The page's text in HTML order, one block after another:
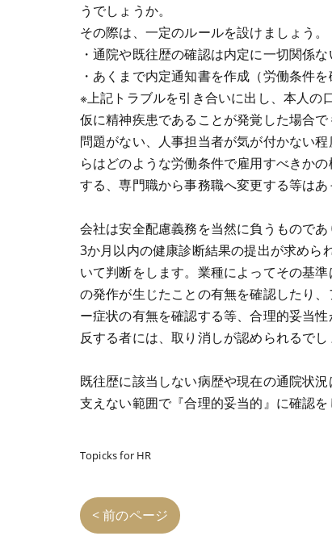
うでしょうか。
その際は、一定のルールを設けましょう。
・通院や既往歴の確認は内定に一切関係
・あくまで内定通知書を作成（労働条件
※上記トラブルを引き合いに出し、本人の
仮に精神疾患であることが発覚した場合
問題がない、人事担当者が気が付かない
らはどのような労働条件で雇用すべきか
する、専門職から事務職へ変更する等は
会社は安全配慮義務を当然に負うもので
3か月以内の健康診断結果の提出が求めら
いて判断をします。業種によってその基
の発作が生じたことの有無を確認したり
ー症状の有無を確認する等、合理的妥当
反する者には、取り消しが認められるでし
既往歴に該当しない病歴や現在の通院状
支えない範囲で『合理的妥当的』に確認を
Topicks for HR
< 前のページ